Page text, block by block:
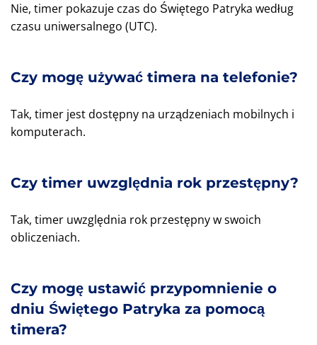
Nie, timer pokazuje czas do Świętego Patryka według
czasu uniwersalnego (UTC).
Czy mogę używać timera na telefonie?
Tak, timer jest dostępny na urządzeniach mobilnych i
komputerach.
Czy timer uwzględnia rok przestępny?
Tak, timer uwzględnia rok przestępny w swoich
obliczeniach.
Czy mogę ustawić przypomnienie o
dniu Świętego Patryka za pomocą
timera?